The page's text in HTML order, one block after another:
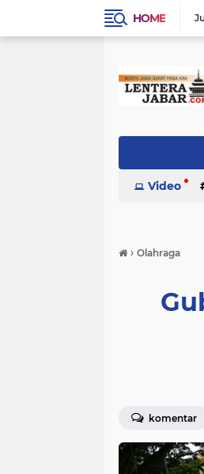
HOME
Video
› Olahraga
komentar